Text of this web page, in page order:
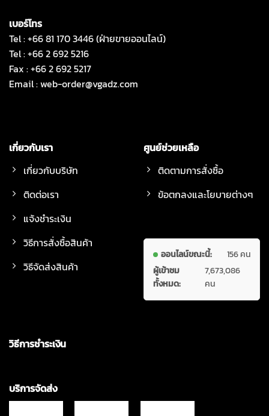
เบอร์โทร
Tel : +66 81 170 3446 (ฝ่ายขายออนไลน์)
Tel : +66 2 692 5216
Fax : +66 2 692 5217
Email :web-order@vgadz.com
เกี่ยวกับเรา
เกี่ยวกับบริษัท
ติดต่อเรา
แจ้งชำระเงิน
วิธีการสั่งซื้อสินค้า
วิธีจัดส่งสินค้า
ศูนย์ช่วยเหลือ
ติดตามการสั่งซื้อ
ข้อตกลงและโยบายต่างๆ
ออนไลน์ขณะนี้:
156 คน
ผู้เข้าชม
ทั้งหมด:
7,673,086
คน
วิธีการชำระเงิน
บริการจัดส่ง